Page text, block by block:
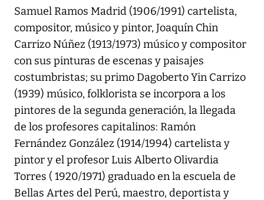
Samuel Ramos Madrid (1906/1991) cartelista,
compositor, músico y pintor, Joaquín Chin
Carrizo Núñez (1913/1973) músico y compositor
con sus pinturas de escenas y paisajes
costumbristas; su primo Dagoberto Yin Carrizo
(1939) músico, folklorista se incorpora a los
pintores de la segunda generación, la llegada
de los profesores capitalinos: Ramón
Fernández González (1914/1994) cartelista y
pintor y el profesor Luis Alberto Olivardia
Torres ( 1920/1971) graduado en la escuela de
Bellas Artes del Perú, maestro, deportista y